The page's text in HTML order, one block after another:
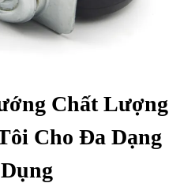
Chất Lượng
Cho Đa Dạng